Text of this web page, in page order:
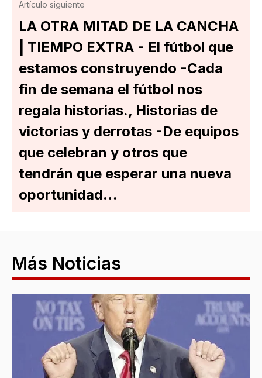
Artículo siguiente
LA OTRA MITAD DE LA CANCHA
| TIEMPO EXTRA - El fútbol que
estamos construyendo -Cada
fin de semana el fútbol nos
regala historias., Historias de
victorias y derrotas -De equipos
que celebran y otros que
tendrán que esperar una nueva
oportunidad…
Más Noticias